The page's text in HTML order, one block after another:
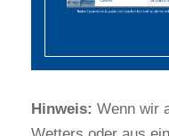
Hinweis: Wenn wir